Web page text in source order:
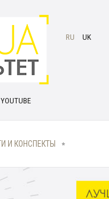
YOUTUBE
RU UK
И КОНСПЕКТЫ